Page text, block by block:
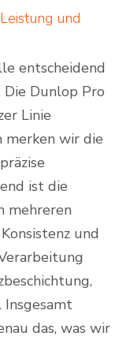
und
entscheidend
Dunlop Pro
Linie
merken wir die
ist die
mehreren
und
Insgesamt
das, was wir